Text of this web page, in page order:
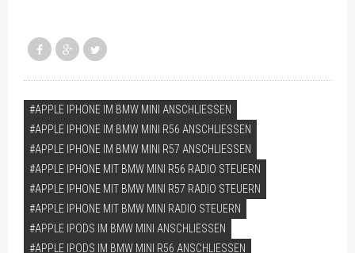
VERSCHLAGWORTET
APPLE IPHONE IM BMW MINI ANSCHLIESSEN
APPLE IPHONE IM BMW MINI R56 ANSCHLIESSEN
APPLE IPHONE IM BMW MINI R57 ANSCHLIESSEN
APPLE IPHONE MIT BMW MINI R56 RADIO STEUERN
APPLE IPHONE MIT BMW MINI R57 RADIO STEUERN
APPLE IPHONE MIT BMW MINI RADIO STEUERN
APPLE IPODS IM BMW MINI ANSCHLIESSEN
APPLE IPODS IM BMW MINI R56 ANSCHLIESSEN